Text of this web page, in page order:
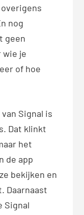
nog
geen
wie je
of hoe
Signal is
Dat klinkt
het
de app
bekijken en
Daarnaast
Signal